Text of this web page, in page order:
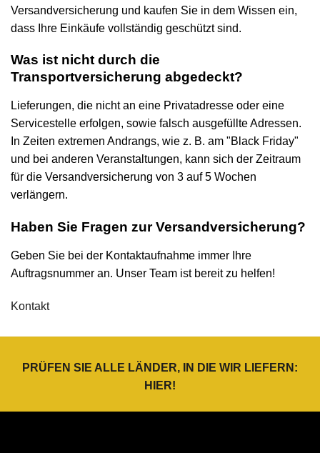
Versandversicherung und kaufen Sie in dem Wissen ein,
dass Ihre Einkäufe vollständig geschützt sind.
Was ist nicht durch die
Transportversicherung abgedeckt?
Lieferungen, die nicht an eine Privatadresse oder eine
Servicestelle erfolgen, sowie falsch ausgefüllte Adressen.
In Zeiten extremen Andrangs, wie z. B. am "Black Friday"
und bei anderen Veranstaltungen, kann sich der Zeitraum
für die Versandversicherung von 3 auf 5 Wochen
verlängern.
Haben Sie Fragen zur Versandversicherung?
Geben Sie bei der Kontaktaufnahme immer Ihre
Auftragsnummer an. Unser Team ist bereit zu helfen!
Kontakt
PRÜFEN SIE ALLE LÄNDER, IN DIE WIR LIEFERN:
HIER!